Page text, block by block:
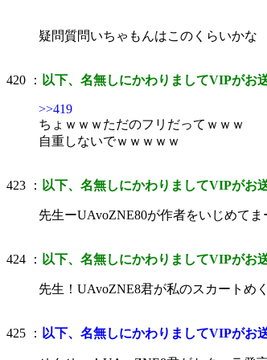
疑問質問いちゃもんはこのくらいかな
420 ： 以下、名無しにかわりましてVIPがお
>>419
ちょｗｗｗただのフリだってｗｗｗ
自重しないでｗｗｗｗｗ
423 ： 以下、名無しにかわりましてVIPがお
先生ーUAvoZNE80が作者をいじめてま
424 ： 以下、名無しにかわりましてVIPがお
先生！UAvoZNE8君が私のスカートめ
425 ： 以下、名無しにかわりましてVIPがお